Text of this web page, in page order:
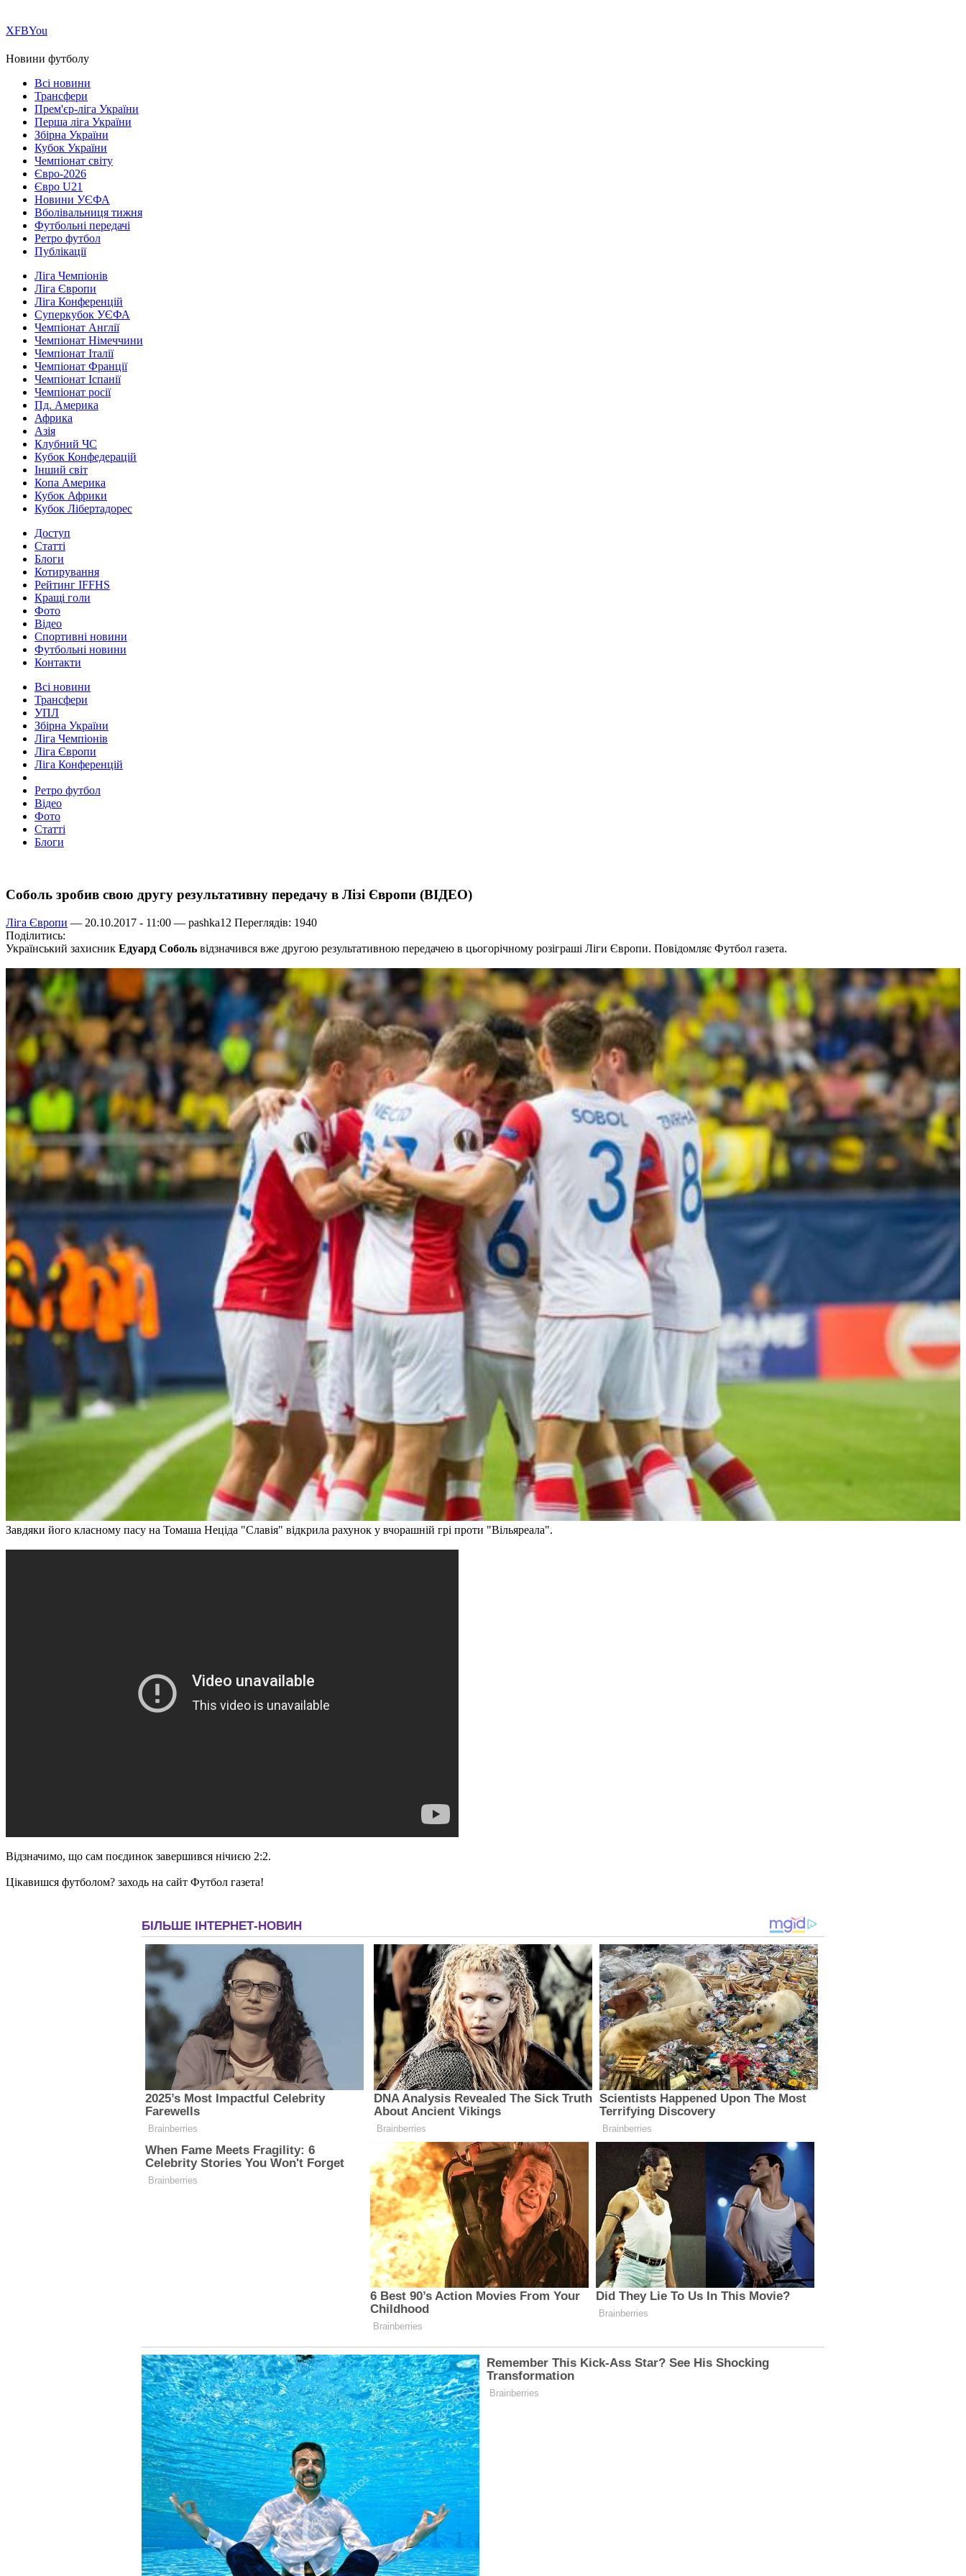
ХFBYou
Новини футболу
Всі новини
Трансфери
Прем'єр-ліга України
Перша ліга України
Збірна України
Кубок України
Чемпіонат світу
Євро-2026
Євро U21
Новини УЄФА
Вболівальниця тижня
Футбольні передачі
Ретро футбол
Публікації
Ліга Чемпіонів
Ліга Європи
Ліга Конференцій
Суперкубок УЄФА
Чемпіонат Англії
Чемпіонат Німеччини
Чемпіонат Італії
Чемпіонат Франції
Чемпіонат Іспанії
Чемпіонат росії
Пд. Америка
Африка
Азія
Клубний ЧС
Кубок Конфедерацій
Інший світ
Копа Америка
Кубок Африки
Кубок Лібертадорес
Доступ
Статті
Блоги
Котирування
Рейтинг IFFHS
Кращі голи
Фото
Відео
Спортивні новини
Футбольні новини
Контакти
Всі новини
Трансфери
УПЛ
Збірна України
Ліга Чемпіонів
Ліга Європи
Ліга Конференцій
Ретро футбол
Відео
Фото
Статті
Блоги
Соболь зробив свою другу результативну передачу в Лізі Європи (ВІДЕО)
Ліга Європи — 20.10.2017 - 11:00 — pashka12 Переглядів: 1940
Поділитись:
Український захисник Едуард Соболь відзначився вже другою результативною передачею в цьогорічному розіграші Ліги Європи. Повідомляє Футбол газета.
Завдяки його класному пасу на Томаша Неціда "Славія" відкрила рахунок у вчорашній грі проти "Вільяреала".
Відзначимо, що сам поєдинок завершився нічиєю 2:2.
Цікавишся футболом? заходь на сайт Футбол газета!